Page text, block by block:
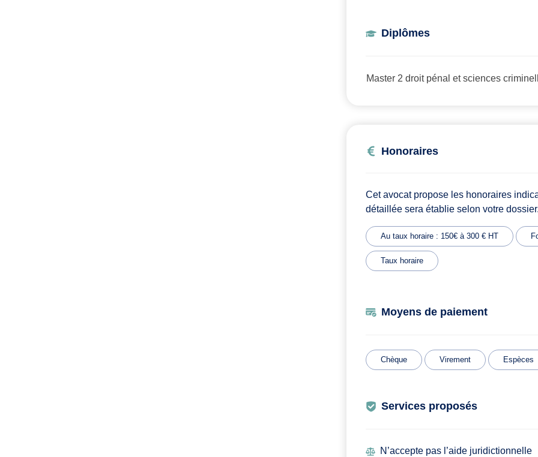
Diplômes
Master 2 droit pénal et sciences
Honoraires
Cet avocat propose les honoraires
détaillée sera établie selon votre
Au taux horaire : 150€ à 300 € HT
Taux horaire
Moyens de paiement
Chèque Virement Espèces
Services proposés
N’accepte pas l’aide juridictionnelle